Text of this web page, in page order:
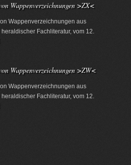
Wappenverzeichnungen >ZX<
Wappenverzeichnungen aus
Fachliteratur, vom 12.
Wappenverzeichnungen >ZW<
Wappenverzeichnungen aus
Fachliteratur, vom 12.